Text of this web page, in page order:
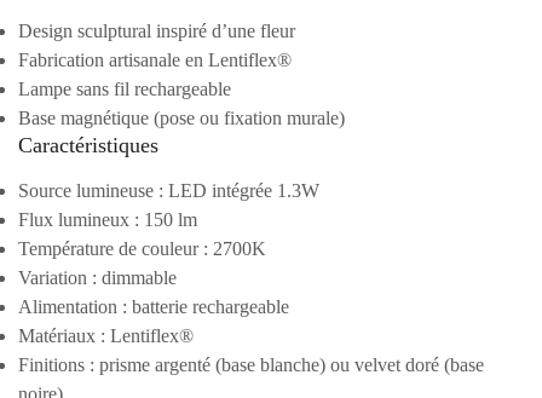
Design sculptural inspiré d’une fleur
Fabrication artisanale en Lentiflex®
Lampe sans fil rechargeable
Base magnétique (pose ou fixation murale)
Caractéristiques
Source lumineuse : LED intégrée 1.3W
Flux lumineux : 150 lm
Température de couleur : 2700K
Variation : dimmable
Alimentation : batterie rechargeable
Matériaux : Lentiflex®
Finitions : prisme argenté (base blanche) ou velvet doré (base
noire)